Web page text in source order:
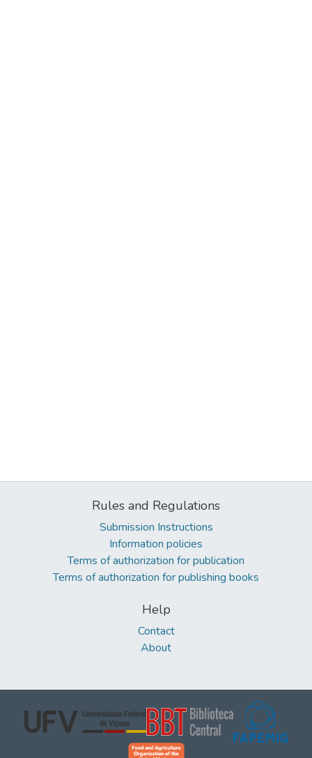
Rules and Regulations
Submission Instructions
Information policies
Terms of authorization for publication
Terms of authorization for publishing books
Help
Contact
About